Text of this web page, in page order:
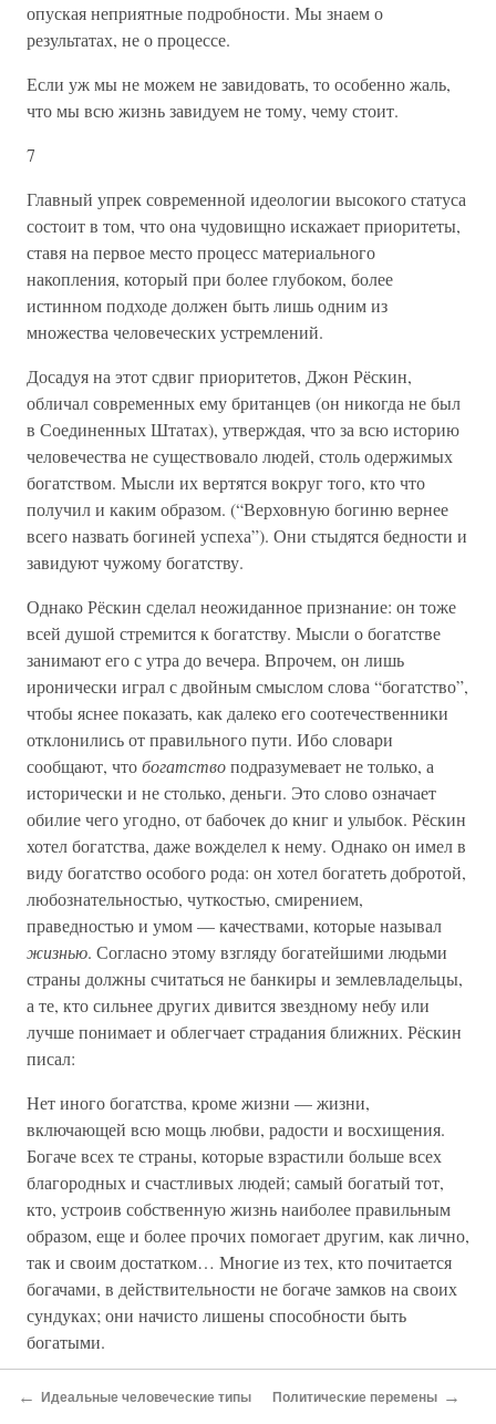
опуская неприятные подробности. Мы знаем о
результатах, не о процессе.
Если уж мы не можем не завидовать, то особенно жаль,
что мы всю жизнь завидуем не тому, чему стоит.
7
Главный упрек современной идеологии высокого статуса
состоит в том, что она чудовищно искажает приоритеты,
ставя на первое место процесс материального
накопления, который при более глубоком, более
истинном подходе должен быть лишь одним из
множества человеческих устремлений.
Досадуя на этот сдвиг приоритетов, Джон Рёскин,
обличал современных ему британцев (он никогда не был
в Соединенных Штатах), утверждая, что за всю историю
человечества не существовало людей, столь одержимых
богатством. Мысли их вертятся вокруг того, кто что
получил и каким образом. (“Верховную богиню вернее
всего назвать богиней успеха”). Они стыдятся бедности и
завидуют чужому богатству.
Однако Рёскин сделал неожиданное признание: он тоже
всей душой стремится к богатству. Мысли о богатстве
занимают его с утра до вечера. Впрочем, он лишь
иронически играл с двойным смыслом слова “богатство”,
чтобы яснее показать, как далеко его соотечественники
отклонились от правильного пути. Ибо словари
сообщают, чтобогатствоподразумевает не только, а
исторически и не столько, деньги. Это слово означает
обилие чего угодно, от бабочек до книг и улыбок. Рёскин
хотел богатства, даже вожделел к нему. Однако он имел в
виду богатство особого рода: он хотел богатеть добротой,
любознательностью, чуткостью, смирением,
праведностью и умом — качествами, которые называл
жизнью. Согласно этому взгляду богатейшими людьми
страны должны считаться не банкиры и землевладельцы,
а те, кто сильнее других дивится звездному небу или
лучше понимает и облегчает страдания ближних. Рёскин
писал:
Нет иного богатства, кроме жизни — жизни,
включающей всю мощь любви, радости и восхищения.
Богаче всех те страны, которые взрастили больше всех
благородных и счастливых людей; самый богатый тот,
кто, устроив собственную жизнь наиболее правильным
образом, еще и более прочих помогает другим, как лично,
так и своим достатком… Многие из тех, кто почитается
богачами, в действительности не богаче замков на своих
сундуках; они начисто лишены способности быть
богатыми.
← Идеальные человеческие типы Политические перемены →